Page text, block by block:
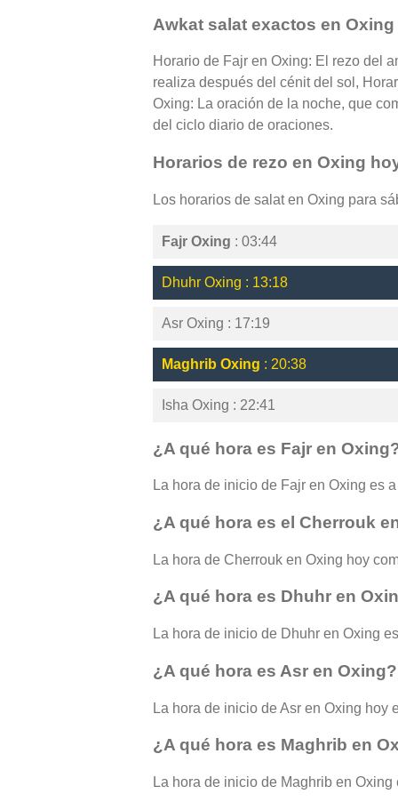
Awkat salat exactos en Oxing
Horario de Fajr en Oxing: El rezo del
realiza después del cénit del sol,
Oxing: La oración de la noche, que
del ciclo diario de oraciones.
Horarios de rezo en Oxing
Los horarios de salat en Oxing para
Fajr Oxing : 03:44
Dhuhr Oxing : 13:18
Asr Oxing : 17:19
Maghrib Oxing : 20:38
Isha Oxing : 22:41
¿A qué hora es Fajr en
La hora de inicio de Fajr en Oxing es
¿A qué hora es el Cherrouk
La hora de Cherrouk en Oxing hoy
¿A qué hora es Dhuhr en
La hora de inicio de Dhuhr en Oxing
¿A qué hora es Asr en Oxing?
La hora de inicio de Asr en Oxing hoy
¿A qué hora es Maghrib en
La hora de inicio de Maghrib en